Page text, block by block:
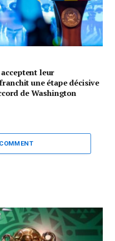
acceptent leur
une étape décisive
de Washington